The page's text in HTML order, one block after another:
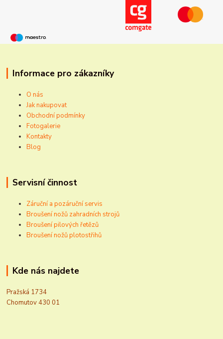
Informace pro zákazníky
O nás
Jak nakupovat
Obchodní podmínky
Fotogalerie
Kontakty
Blog
Servisní činnost
Záruční a pozáruční servis
Broušení nožů zahradních strojů
Broušení pilových řetězů
Broušení nožů plotostřihů
Kde nás najdete
Pražská 1734
Chomutov 430 01